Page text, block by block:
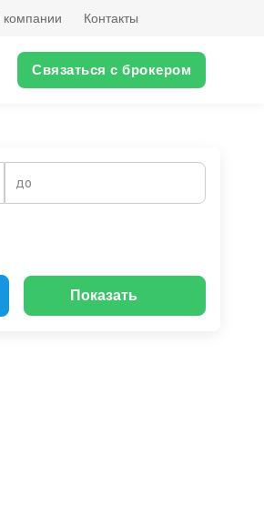
Контакты
Связаться с брокером
до
Показать